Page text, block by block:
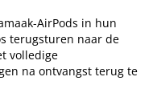
AirPods in hun
terugsturen naar de
volledige
na ontvangst terug te